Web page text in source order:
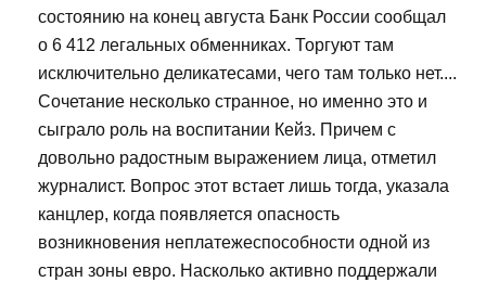
состоянию на конец августа Банк России сообщал
о 6 412 легальных обменниках. Торгуют там
исключительно деликатесами, чего там только нет....
Сочетание несколько странное, но именно это и
сыграло роль на воспитании Кейз. Причем с
довольно радостным выражением лица, отметил
журналист. Вопрос этот встает лишь тогда, указала
канцлер, когда появляется опасность
возникновения неплатежеспособности одной из
стран зоны евро. Насколько активно поддержали